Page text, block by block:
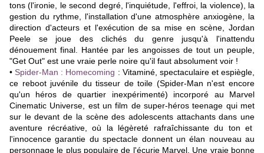
tons (l'ironie, le second degré, l'inquiétude, l'effroi, la violence), la
gestion du rythme, l'installation d'une atmosphère anxiogène, la
direction d'acteurs et l'exécution de sa mise en scène, Jordan
Peele se joue des clichés du genre jusqu'à l'inattendu
dénouement final.
Hantée par les angoisses de tout un peuple,
"Get Out" est une vraie perle noire qu'il faut absolument voir !
• Spider-Man : Homecoming : Vitaminé, spectaculaire et espiègle,
ce reboot juvénile du tisseur de toile (Spider-Man n'est encore
qu'un héros de quartier inexpérimenté) incorporé au Marvel
Cinematic Universe, est un film de super-héros teenage qui met
sur le devant de la scène des adolescents attachants dans une
aventure récréative, où la légèreté rafraîchissante du ton et
l'innocence garantie du spectacle donnent un élan nouveau au
personnage le plus populaire de l'écurie Marvel. Une vraie bonne